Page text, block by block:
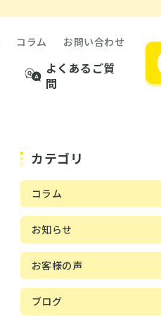
よくあるご質
問
コラム お問い合わせ
カテゴリ
コラム
お知らせ
お客様の声
ブログ